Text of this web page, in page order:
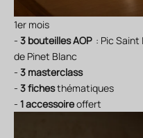
1er mois
- 3 bouteilles AOP : Pic Saint
de Pinet Blanc
- 3 masterclass
- 3 fichesthématiques
- 1 accessoireoffert